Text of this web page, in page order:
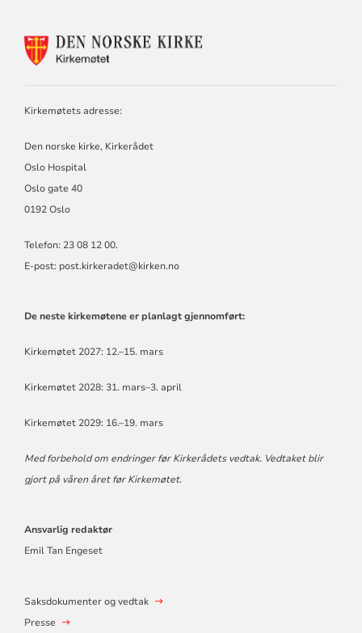
KONTAKTINFORMASJON
Kirkemøtets adresse:
Den norske kirke, Kirkerådet
Oslo Hospital
Oslo gate 40
0192 Oslo
Telefon: 23 08 12 00.
E-post: post.kirkeradet@kirken.no
De neste kirkemøtene er planlagt gjennomført:
Kirkemøtet 2027: 12.–15. mars
Kirkemøtet 2028: 31. mars–3. april
Kirkemøtet 2029: 16.–19. mars
Med forbehold om endringer før Kirkerådets vedtak. Vedtaket blir
gjort på våren året før Kirkemøtet.
Ansvarlig redaktør
Emil Tan Engeset
Saksdokumenter og vedtak
Presse